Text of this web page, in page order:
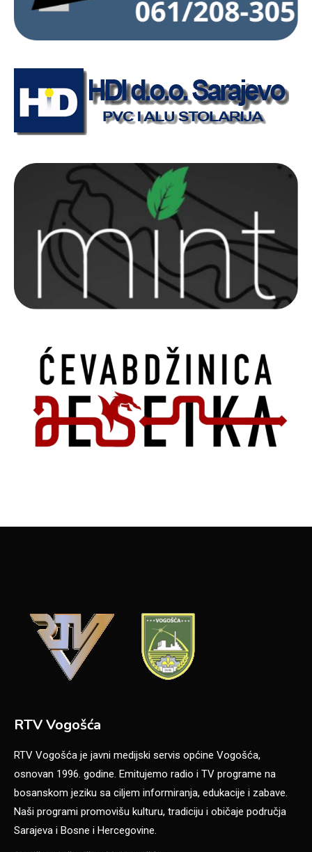
RTV Vogošća
RTV Vogošća je javni medijski servis općine Vogošća,
osnovan 1996. godine. Emitujemo radio i TV programe na
bosanskom jeziku sa ciljem informiranja, edukacije i zabave.
Naši programi promovišu kulturu, tradiciju i običaje područja
Sarajeva i Bosne i Hercegovine.